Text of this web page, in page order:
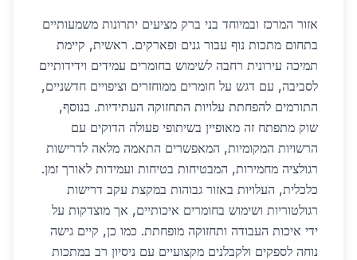
אזור המרכז ובמיוחד בני ברק מציעים יתרונות משמעותיים
בתחום מתכות נוף עבור גנים ופארקים. ראשית, קיימת
תמיכה עירונית רחבה לשימוש בחומרים עמידים וידידותיים
לסביבה, עם דגש על חומרים ממוחזרים וציפויים חדשניים,
התורמים להפחתת עלויות התחזוקה העתידיות. בנוסף,
שוק מתפתח זה מאופיין בשיתופי פעולה הדוקים עם
הרשויות המקומיות, המאפשרים התאמה מלאה לדרישות
רגולציה מחמירות, המבטיחות בטיחות ועמידות לאורך זמן.
כלכלית, העלויות באזור גבוהות במקצת עקב דרישות
רגולטוריות ושימוש בחומרים איכותיים, אך מוצדקות על
ידי איכות העבודה ותחזוקה מופחתת. כמו כן, קיים גישה
נוחה לספקים ולקבלנים מקצועיים עם ניסיון רב במתכות